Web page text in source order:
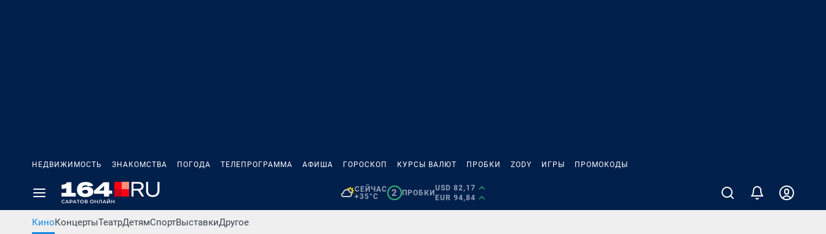
НЕДВИЖИМОСТЬ ЗНАКОМСТВА ПОГОДА ТЕЛЕПРОГРАММА АФИША ГОРОСКОП КУРСЫ ВАЛЮТ ПРОБКИ ZODY ИГРЫ ПРОМОКОДЫ
СЕЙЧАС
+35°C
2 ПРОБКИ
USD 82,17
EUR 94,84
КиноКонцертыТеатрДетямСпортВыставкиДругое